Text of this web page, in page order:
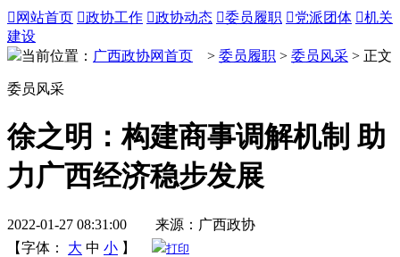
 网站首页 政协工作 政协动态 委员履职 党派团体 机关
建设
当前位置： 广西政协网首页 > 委员履职 > 委员风采 > 正文
委员风采
徐之明：构建商事调解机制 助
力广西经济稳步发展
2022-01-27 08:31:00 来源：广西政协
【字体：
大 中 小 】 打印